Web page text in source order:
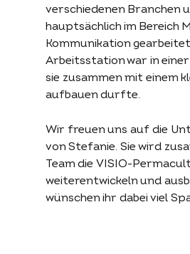
Über die
Stiftung
Über uns
Partner
Kontakt
Beratung
Literatur
Archiv
verschiedenen Branchen
hauptsächlich im Bereich
Kommunikation
Arbeitsstation war in
sie zusammen mit einem
aufbauen durfte.
Wir freuen uns auf die
von Stefanie. Sie wird
Team die VISIO-
weiterentwickeln und
wünschen ihr dabei viel